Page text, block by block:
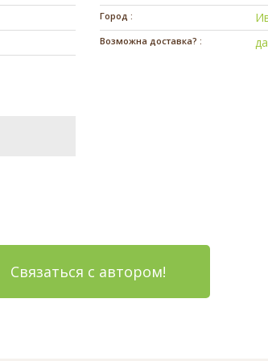
Город :
Возможна доставка? : да
Связаться с автором!